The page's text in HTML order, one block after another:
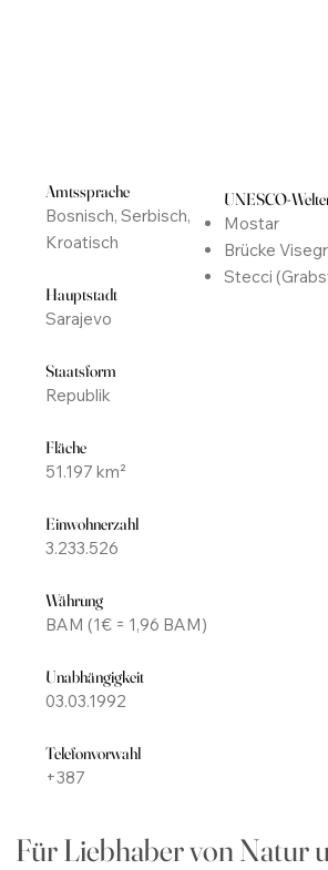
Amtssprache
Bosnisch, Serbisch,
Kroatisch
Hauptstadt
Sarajevo
Staatsform
Republik
Fläche
51.197 km²
Einwohnerzahl
3.233.526
Währung
BAM (1€ = 1,96 BAM)
Unabhängigkeit
03.03.1992
Telefonvorwahl
+387
UNESCO-
Mostar
Brücke
Stecci
Für Liebhaber von Natur